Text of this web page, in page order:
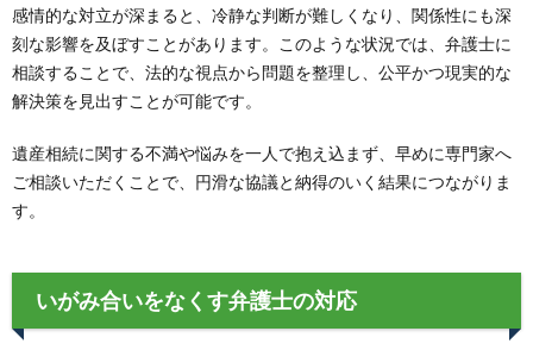
感情的な対立が深まると、冷静な判断が難しくなり、関係性にも深
刻な影響を及ぼすことがあります。このような状況では、弁護士に
相談することで、法的な視点から問題を整理し、公平かつ現実的な
解決策を見出すことが可能です。
遺産相続に関する不満や悩みを一人で抱え込まず、早めに専門家へ
ご相談いただくことで、円滑な協議と納得のいく結果につながりま
す。
いがみ合いをなくす弁護士の対応